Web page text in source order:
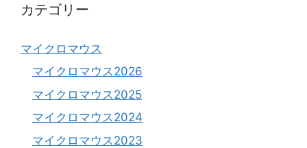
カテゴリー
マイクロマウス
マイクロマウス2026
マイクロマウス2025
マイクロマウス2024
マイクロマウス2023